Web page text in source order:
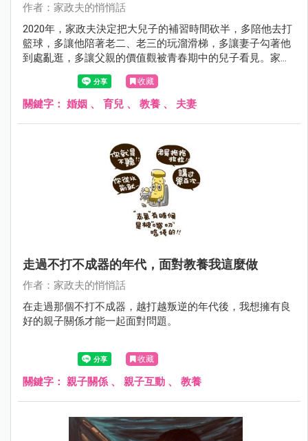
作者：家政夫的悄悄話
2020年，家政夫決定把大兒子的補習時間砍半，多陪他去打
籃球，多讓他陪著老二、老三的玩溜滑梯，多讓妻子勾著他
到處亂逛，多讓父親的價值觀被青春期中的兒子看見。家政
夫只有一個願望，就是當離開舞台時，孩子們已經曉得如何
迎接天上來的恩典，以及避免常常自討苦吃啊！
收藏
關鍵字： 婚姻 、 育兒 、 教養 、 夫妻
走過不打不成器的年代，面對教養我這麼做
作者：家政夫的悄悄話
在走過那個不打不成器，越打越叛逆的年代後，我想擁有良
好的親子關係才能一起面對問題。
收藏
關鍵字： 親子關係 、 親子互動 、 教養